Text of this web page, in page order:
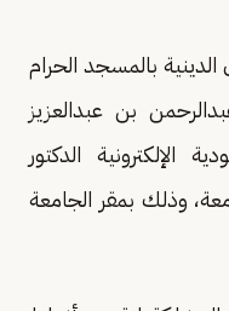
بالمسجد الحرام
بن عبدالعزيز
الإلكترونية الدكتور
وذلك بمقر الجامعة